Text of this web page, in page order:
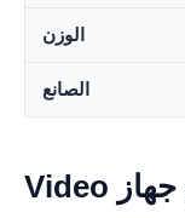
الوزن
الصانع
Video مراقبة الجودة مع جهاز